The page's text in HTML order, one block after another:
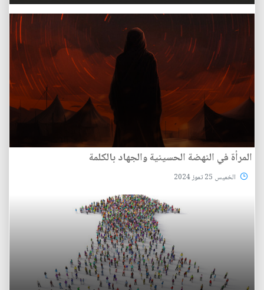
المرأة في النهضة الحسينية والجهاد بالكلمة
الخميس 25 تموز 2024